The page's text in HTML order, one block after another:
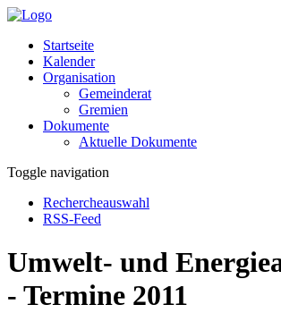
Startseite
Kalender
Organisation
Gemeinderat
Gremien
Dokumente
Aktuelle Dokumente
Toggle navigation
Rechercheauswahl
RSS-Feed
Umwelt- und
- Termine 2011